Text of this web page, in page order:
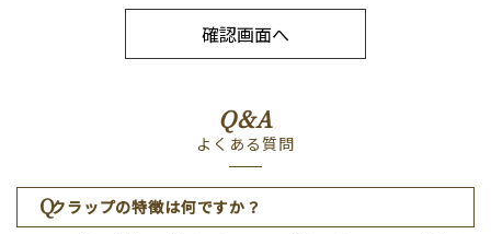
Q&A
よくある質問
クラップの特徴は何ですか？